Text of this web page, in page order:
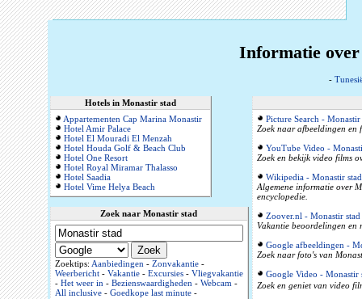
Informatie
-
Hotels in Monastir stad
Appartementen Cap Marina Monastir
Hotel Amir Palace
Hotel El Mouradi El Menzah
Hotel Houda Golf & Beach Club
Hotel One Resort
Hotel Royal Miramar Thalasso
Hotel Saadia
Hotel Vime Helya Beach
Zoek naar Monastir stad
Zoektips: Aanbiedingen- Zonvakantie-
Weerbericht- Vakantie- Excursies- Vliegvakantie
- Het weer in- Bezienswaardigheden- Webcam-
All inclusive- Goedkope last minute-
Picture Search - Monastir
Zoek naar afbeeldingen en
YouTube Video -
Zoek en bekijk video films
Wikipedia - Monastir stad
Algemene informatie over
encyclopedie.
Zoover.nl - Monastir stad
Vakantie beoordelingen en
Google afbeeldingen -
Zoek naar foto's van
Google Video - Monastir
Zoek en geniet van video